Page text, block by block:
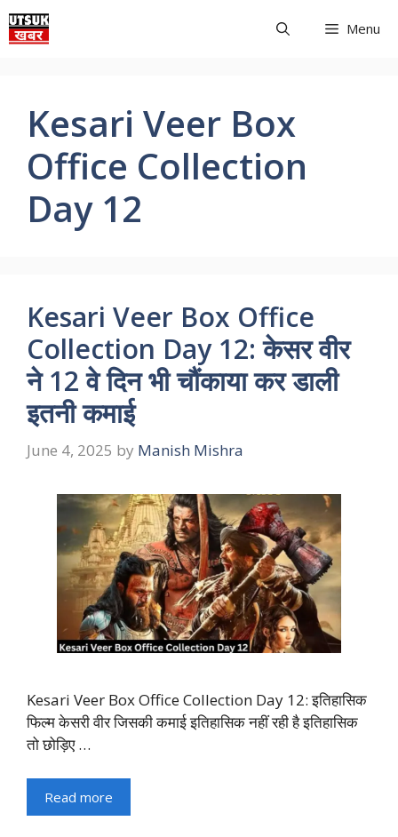
Skip
to
Menu
Kesari Veer Box
Office Collection
Day 12
Kesari Veer Box Office
Collection Day 12: केसर वीर
ने 12 वे दिन भी चौंकाया कर डाली
इतनी कमाई
June 4, 2025 by Manish Mishra
Kesari Veer Box Office Collection Day 12: इतिहासिक
फिल्म केसरी वीर जिसकी कमाई इतिहासिक नहीं रही है इतिहासिक
तो छोड़िए …
Read more